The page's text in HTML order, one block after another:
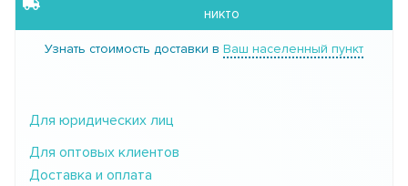
никто
Узнать стоимость доставки в Ваш населенный пункт
Для юридических лиц
Для оптовых клиентов
Доставка и оплата